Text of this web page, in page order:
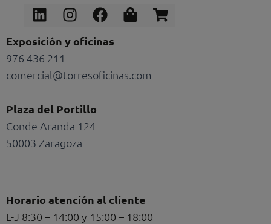
LinkedinInstagram
Facebook
Shopping-
bag
Shopping-
cart
Exposición y oficinas
976 436 211
comercial@torresoficinas.com
Plaza del Portillo
Conde Aranda 124
50003 Zaragoza
Horario atención al cliente
L-J 8:30 – 14:00 y 15:00 – 18:00